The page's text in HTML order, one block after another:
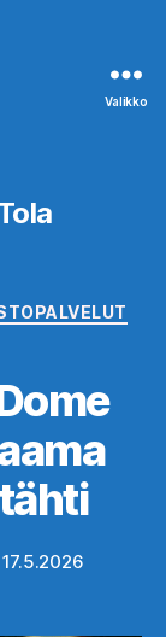
Valikko
17.5.2026